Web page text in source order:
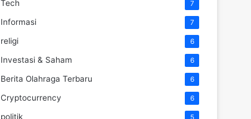
Tech 7
Informasi 7
religi 6
Investasi & Saham 6
Berita Olahraga Terbaru 6
Cryptocurrency 6
politik 5